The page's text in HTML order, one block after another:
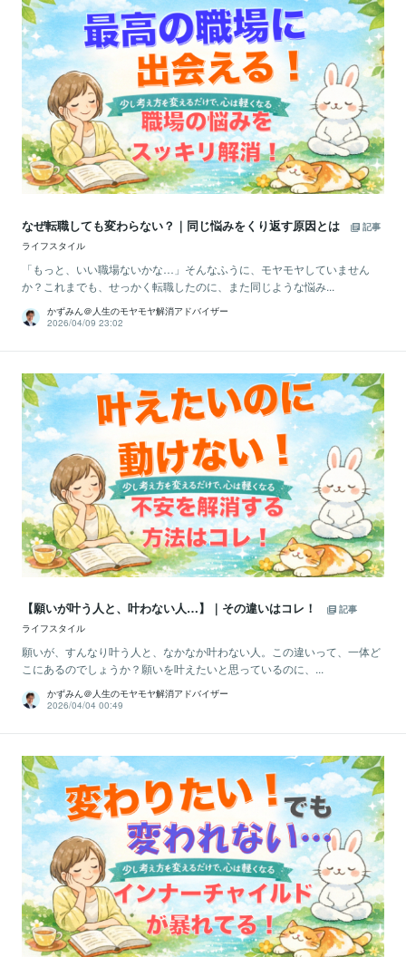
なぜ転職しても変わらない？｜同じ悩みをくり返す原因とは
記事
ライフスタイル
「もっと、いい職場ないかな…」そんなふうに、モヤモヤしていません
か？これまでも、せっかく転職したのに、また同じような悩み...
かずみん＠人生のモヤモヤ解消アドバイザー
2026/04/09 23:02
【願いが叶う人と、叶わない人…】｜その違いはコレ！
記事
ライフスタイル
願いが、すんなり叶う人と、なかなか叶わない人。この違いって、一体ど
こにあるのでしょうか？願いを叶えたいと思っているのに、...
かずみん＠人生のモヤモヤ解消アドバイザー
2026/04/04 00:49